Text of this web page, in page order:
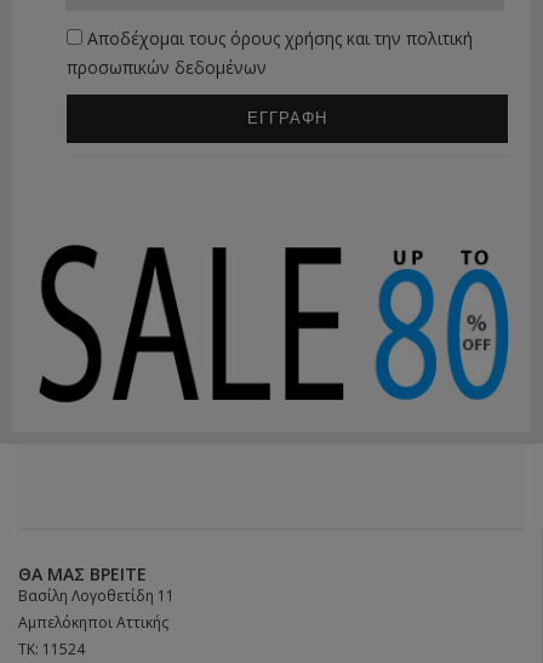
Αποδέχομαι τους όρους χρήσης και την πολιτική
προσωπικών δεδομένων
ΕΓΓΡΑΦΗ
ΘΑ ΜΑΣ ΒΡΕΊΤΕ
Βασίλη Λογοθετίδη 11
Αμπελόκηποι Αττικής
ΤΚ: 11524